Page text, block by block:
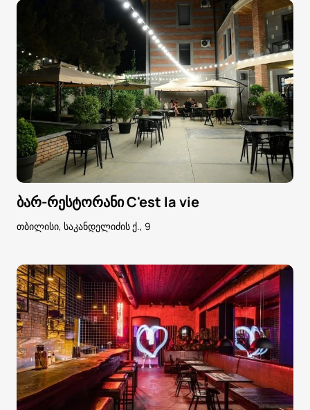
ბარ-რესტორანი C'est la vie
თბილისი, საკანდელიძის ქ., 9